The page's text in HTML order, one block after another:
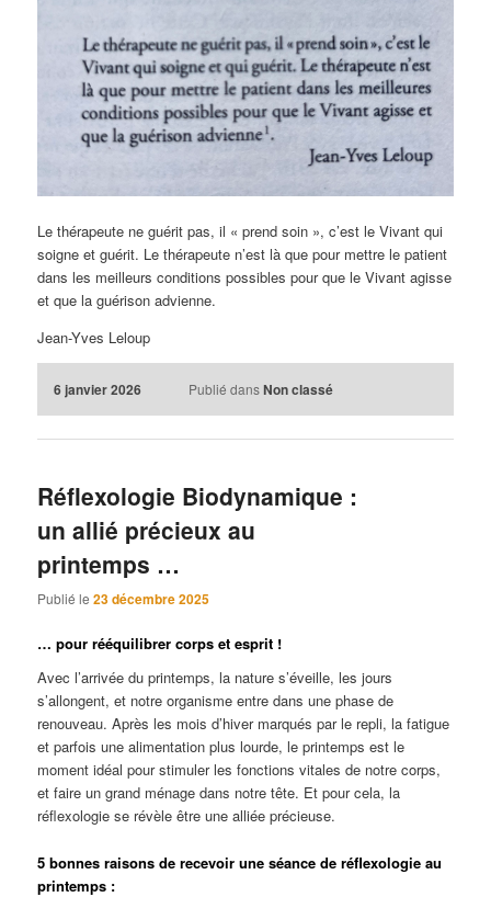
Le thérapeute ne guérit pas, il « prend soin », c’est le Vivant qui
soigne et guérit. Le thérapeute n’est là que pour mettre le patient
dans les meilleurs conditions possibles pour que le Vivant agisse
et que la guérison advienne.
Jean-Yves Leloup
6 janvier 2026 Publié dans Non classé
Réflexologie Biodynamique :
un allié précieux au
printemps …
Publié le23 décembre 2025
… pour rééquilibrer corps et esprit !
Avec l’arrivée du printemps, la nature s’éveille, les jours
s’allongent, et notre organisme entre dans une phase de
renouveau. Après les mois d’hiver marqués par le repli, la fatigue
et parfois une alimentation plus lourde, le printemps est le
moment idéal pour stimuler les fonctions vitales de notre corps,
et faire un grand ménage dans notre tête. Et pour cela, la
réflexologie se révèle être une alliée précieuse.
5 bonnes raisons de recevoir une séance de réflexologie au
printemps :